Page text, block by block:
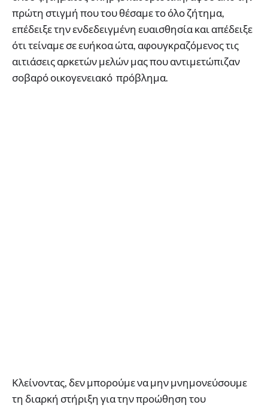
πρώτη στιγμή που του θέσαμε το όλο ζήτημα,
επέδειξε την ενδεδειγμένη ευαισθησία και απέδειξε
ότι τείναμε σε ευήκοα ώτα, αφουγκραζόμενος τις
αιτιάσεις αρκετών μελών μας που αντιμετώπιζαν
σοβαρό οικογενειακό πρόβλημα.
Κλείνοντας, δεν μπορούμε να μην μνημονεύσουμε
τη διαρκή στήριξη για την προώθηση του